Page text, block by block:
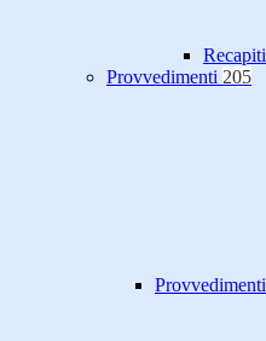
Provvedimenti 205